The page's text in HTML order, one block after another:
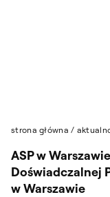
strona główna /
ASP w
Doświadczalnej
w Warszawie